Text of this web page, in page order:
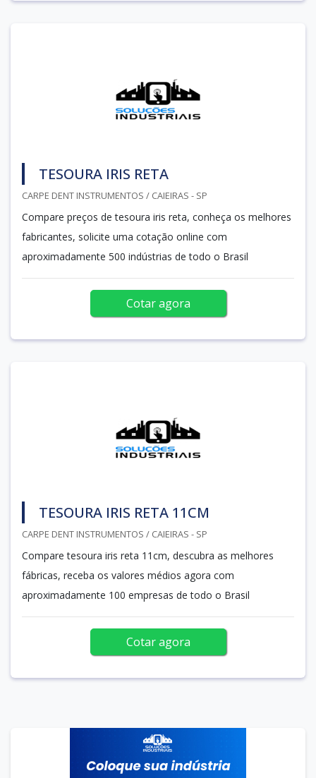
TESOURA IRIS RETA
CARPE DENT INSTRUMENTOS / CAIEIRAS - SP
Compare preços de tesoura iris reta, conheça os melhores
fabricantes, solicite uma cotação online com
aproximadamente 500 indústrias de todo o Brasil
Cotar agora
TESOURA IRIS RETA 11CM
CARPE DENT INSTRUMENTOS / CAIEIRAS - SP
Compare tesoura iris reta 11cm, descubra as melhores
fábricas, receba os valores médios agora com
aproximadamente 100 empresas de todo o Brasil
Cotar agora